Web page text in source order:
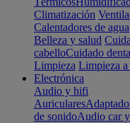
Climatización
Calentadores de agua
Belleza y salud
cabelloCuidado
Limpieza Limpieza
Electrónica
Audio y hifi
Auriculares
de sonidoAudio car